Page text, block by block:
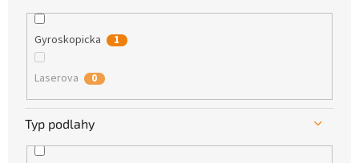
Gyroskopicka 1
Laserova 0
Typ podlahy